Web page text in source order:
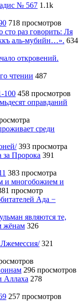
№ 567 1.1k
718 просмотров
раз говорить: Ля
аль-мубийн…». 634
откровений.
чтении 487
100 458 просмотров
оправданий
среди
393 просмотра
за Пророка 391
383 просмотра
и многобожием и
просмотр
Ада −
являются те,
жёнам 326
321
296 просмотров
Аллаха 278
257 просмотров